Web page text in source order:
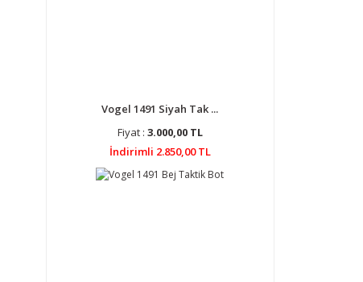
Vogel 1491 Siyah Tak ...
Fiyat : 3.000,00 TL
İndirimli 2.850,00 TL